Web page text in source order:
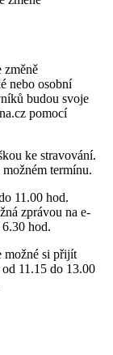
změně
nebo osobní
budou svoje
pomocí
ke stravování.
termínu.
11.00 hod.
zprávou na e-
hod.
možné si přijít
11.15 do 13.00